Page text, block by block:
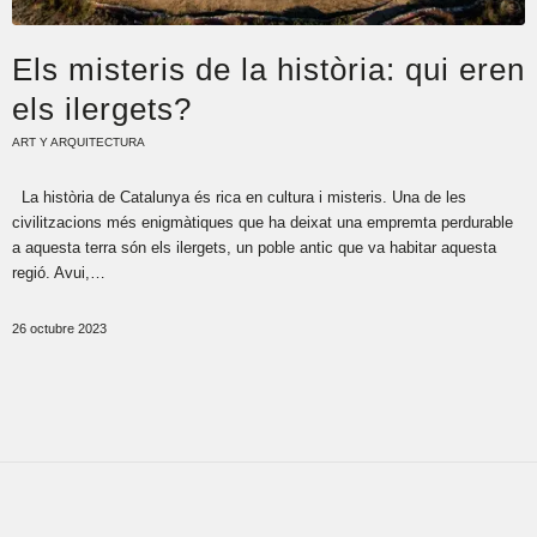
Els misteris de la història: qui eren
els ilergets?
ART Y ARQUITECTURA
La història de Catalunya és rica en cultura i misteris. Una de les
civilitzacions més enigmàtiques que ha deixat una empremta perdurable
a aquesta terra són els ilergets, un poble antic que va habitar aquesta
regió. Avui,…
26 octubre 2023